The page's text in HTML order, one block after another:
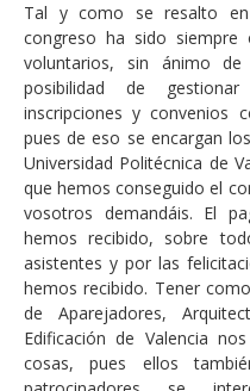
Tal y como se resalto en
congreso ha sido
voluntarios, sin ánimo
posibilidad de
inscripciones y convenios
pues de eso se encargan
Universidad Politécnica de
que hemos conseguido el
vosotros demandáis. El
hemos recibido, sobre
asistentes y por las
hemos recibido. Tener
de Aparejadores,
Edificación de Valencia
cosas, pues ellos